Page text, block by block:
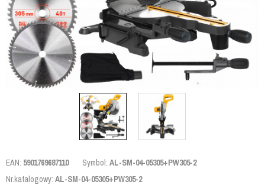
EAN: 5901769687110 Symbol: AL-SM-04-05305+PW305-2
Nr.katalogowy: AL-SM-04-05305+PW305-2